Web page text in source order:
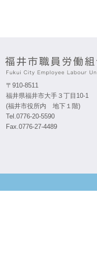
〒910-8511
福井県福井市大手３丁目10-1
(福井市役所内 地下１階)
Tel.0776-20-5590
Fax.0776-27-4489